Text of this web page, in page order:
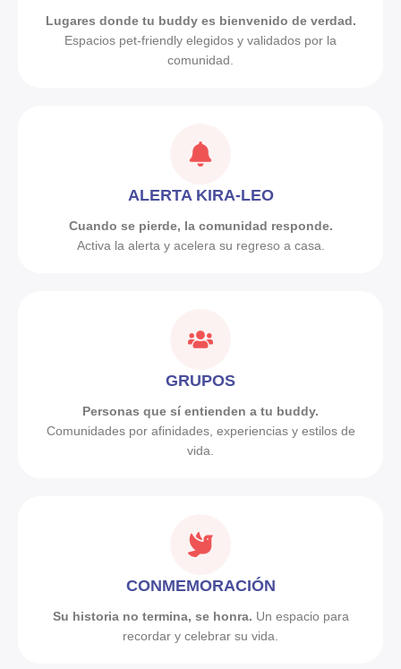
Lugares donde tu buddy es bienvenido de verdad.
Espacios pet-friendly elegidos y validados por la
comunidad.
ALERTA KIRA-LEO
Cuando se pierde, la comunidad responde.
Activa la alerta y acelera su regreso a casa.
GRUPOS
Personas que sí entienden a tu buddy.
Comunidades por afinidades, experiencias y estilos de
vida.
CONMEMORACIÓN
Su historia no termina, se honra. Un espacio para
recordar y celebrar su vida.